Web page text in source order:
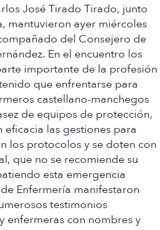
José Tirado Tirado, junto
mantuvieron ayer miércoles
del Consejero de
En el encuentro los
importante de la profesión
que enfrentarse para
castellano-manchegos
de equipos de protección,
las gestiones para
los protocolos y se doten con
que no se recomiende su
esta emergencia
Enfermería manifestaron
testimonios
enfermeras con nombres y